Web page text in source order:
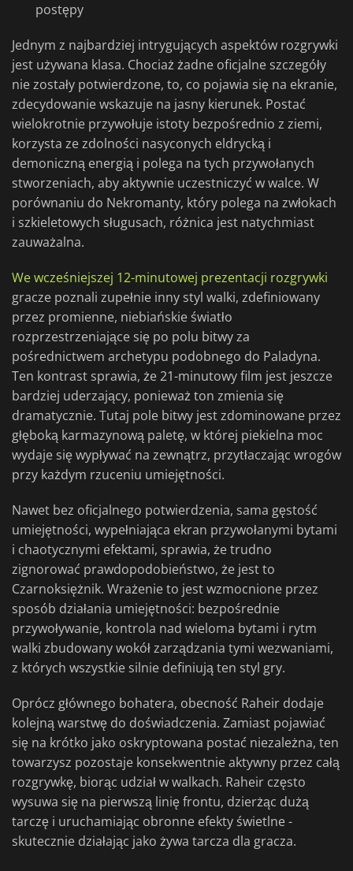
postępy
Jednym z najbardziej intrygujących aspektów rozgrywki
jest używana klasa. Chociaż żadne oficjalne szczegóły
nie zostały potwierdzone, to, co pojawia się na ekranie,
zdecydowanie wskazuje na jasny kierunek. Postać
wielokrotnie przywołuje istoty bezpośrednio z ziemi,
korzysta ze zdolności nasyconych eldrycką i
demoniczną energią i polega na tych przywołanych
stworzeniach, aby aktywnie uczestniczyć w walce. W
porównaniu do Nekromanty, który polega na zwłokach
i szkieletowych sługusach, różnica jest natychmiast
zauważalna.
We wcześniejszej 12-minutowej prezentacji rozgrywki
gracze poznali zupełnie inny styl walki, zdefiniowany
przez promienne, niebiańskie światło
rozprzestrzeniające się po polu bitwy za
pośrednictwem archetypu podobnego do Paladyna.
Ten kontrast sprawia, że 21-minutowy film jest jeszcze
bardziej uderzający, ponieważ ton zmienia się
dramatycznie. Tutaj pole bitwy jest zdominowane przez
głęboką karmazynową paletę, w której piekielna moc
wydaje się wypływać na zewnątrz, przytłaczając wrogów
przy każdym rzuceniu umiejętności.
Nawet bez oficjalnego potwierdzenia, sama gęstość
umiejętności, wypełniająca ekran przywołanymi bytami
i chaotycznymi efektami, sprawia, że trudno
zignorować prawdopodobieństwo, że jest to
Czarnoksiężnik. Wrażenie to jest wzmocnione przez
sposób działania umiejętności: bezpośrednie
przywoływanie, kontrola nad wieloma bytami i rytm
walki zbudowany wokół zarządzania tymi wezwaniami,
z których wszystkie silnie definiują ten styl gry.
Oprócz głównego bohatera, obecność Raheir dodaje
kolejną warstwę do doświadczenia. Zamiast pojawiać
się na krótko jako oskryptowana postać niezależna, ten
towarzysz pozostaje konsekwentnie aktywny przez całą
rozgrywkę, biorąc udział w walkach. Raheir często
wysuwa się na pierwszą linię frontu, dzierżąc dużą
tarczę i uruchamiając obronne efekty świetlne -
skutecznie działając jako żywa tarcza dla gracza.